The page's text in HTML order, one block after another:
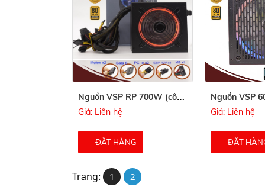
N
guồn VSP RP 700W (công suất thực- 80Plus)
Giá: Liên hệ
ĐẶT HÀNG
Giá: Liên hệ
ĐẶT
Trang: 1 2